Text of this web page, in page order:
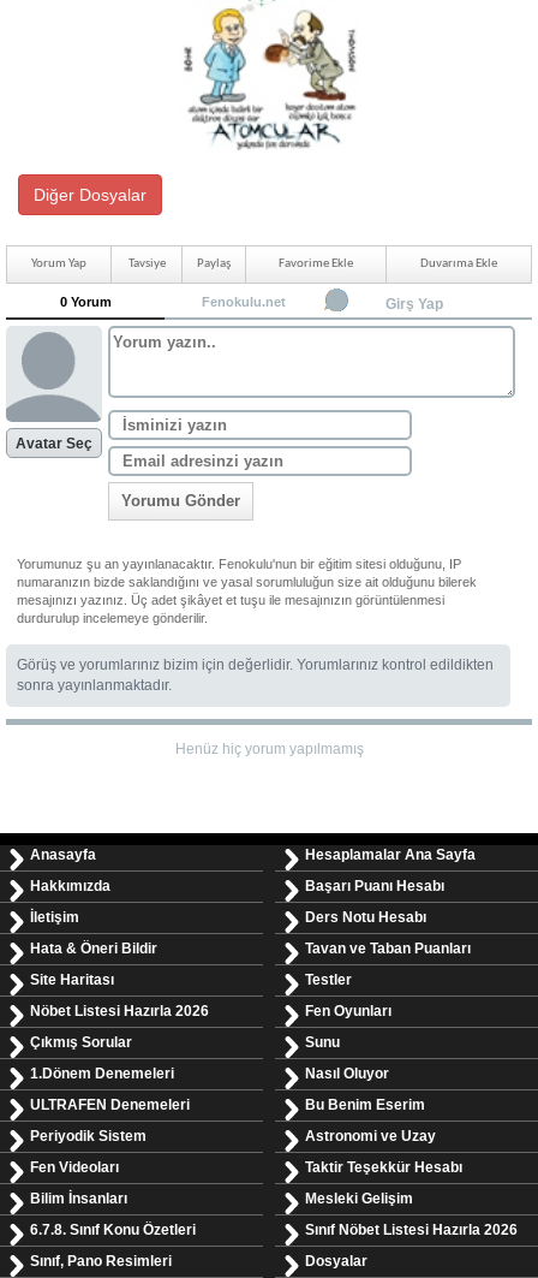
Diğer Dosyalar
Yorum Yap Tavsiye Paylaş Favorime Ekle Duvarıma Ekle
0 Yorum Fenokulu.net Girş Yap
Avatar Seç
Yorumu Gönder
Yorumunuz şu an yayınlanacaktır. Fenokulu'nun bir eğitim sitesi olduğunu, IP
numaranızın bizde saklandığını ve yasal sorumluluğun size ait olduğunu bilerek
mesajınızı yazınız. Üç adet şikâyet et tuşu ile mesajınızın görüntülenmesi
durdurulup incelemeye gönderilir.
Görüş ve yorumlarınız bizim için değerlidir. Yorumlarınız kontrol edildikten
sonra yayınlanmaktadır.
Henüz hiç yorum yapılmamış
Anasayfa
Hakkımızda
İletişim
Hata & Öneri Bildir
Site Haritası
Nöbet Listesi Hazırla 2026
Çıkmış Sorular
1.Dönem Denemeleri
ULTRAFEN Denemeleri
Periyodik Sistem
Fen Videoları
Bilim İnsanları
6.7.8. Sınıf Konu Özetleri
Sınıf, Pano Resimleri
Hesaplamalar Ana Sayfa
Başarı Puanı Hesabı
Ders Notu Hesabı
Tavan ve Taban Puanları
Testler
Fen Oyunları
Sunu
Nasıl Oluyor
Bu Benim Eserim
Astronomi ve Uzay
Taktir Teşekkür Hesabı
Mesleki Gelişim
Sınıf Nöbet Listesi Hazırla 2026
Dosyalar